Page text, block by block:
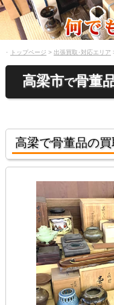
･ トップページ 出張買取･対応エリア
高梁市で骨董
高梁で骨董品の